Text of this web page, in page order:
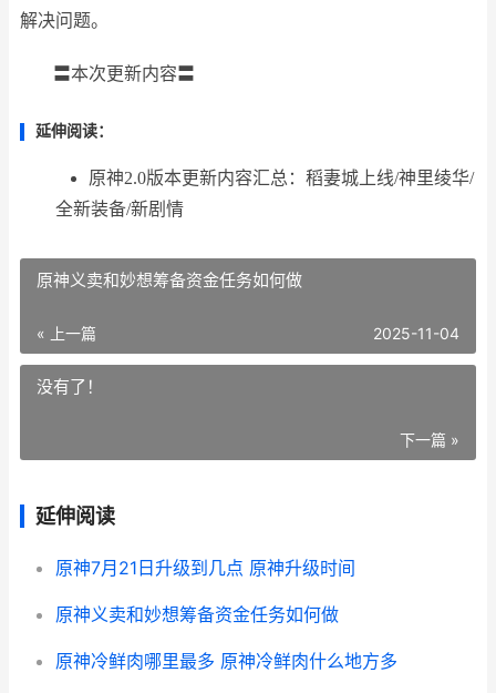
解决问题。
〓本次更新内容〓
延伸阅读：
原神2.0版本更新内容汇总：稻妻城上线/神里绫华/
全新装备/新剧情
原神义卖和妙想筹备资金任务如何做
« 上一篇 2025-11-04
没有了！
下一篇 »
延伸阅读
原神7月21日升级到几点 原神升级时间
原神义卖和妙想筹备资金任务如何做
原神冷鲜肉哪里最多 原神冷鲜肉什么地方多